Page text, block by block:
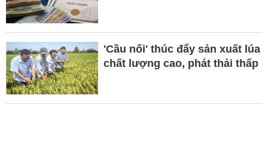
'Cầu nối' thúc đẩy sản xuất lúa
chất lượng cao, phát thải thấp